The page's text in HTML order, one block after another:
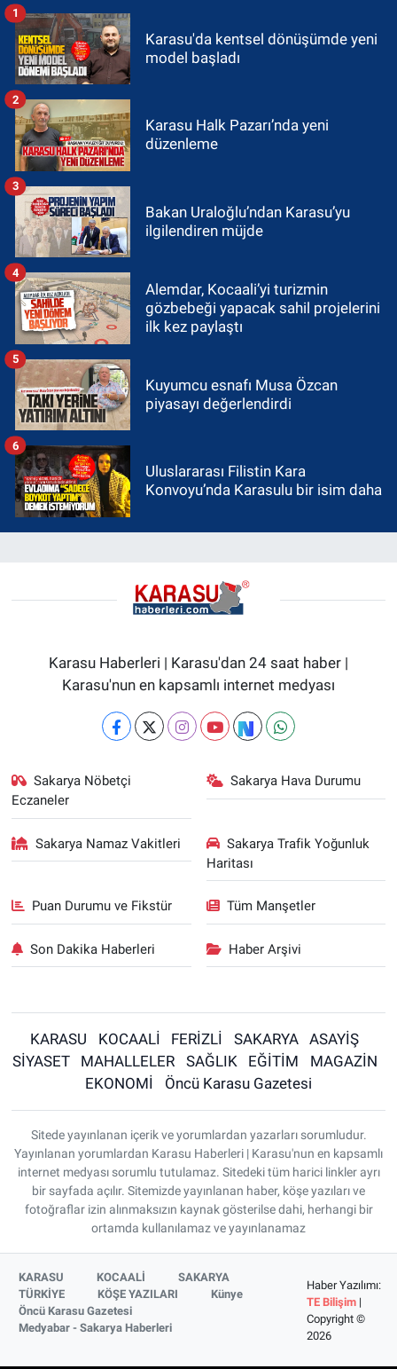
Karasu'da kentsel dönüşümde yeni
model başladı
1
Karasu Halk Pazarı’nda yeni
düzenleme
2
Bakan Uraloğlu’ndan Karasu’yu
ilgilendiren müjde
3
Alemdar, Kocaali’yi turizmin
gözbebeği yapacak sahil projelerini
ilk kez paylaştı
4
Kuyumcu esnafı Musa Özcan
piyasayı değerlendirdi
5
Uluslararası Filistin Kara
Konvoyu’nda Karasulu bir isim daha
6
Karasu Haberleri | Karasu'dan 24 saat haber |
Karasu'nun en kapsamlı internet medyası
Sakarya Nöbetçi
Eczaneler
Sakarya Hava Durumu
Sakarya Namaz Vakitleri
Sakarya Trafik Yoğunluk
Haritası
Puan Durumu ve Fikstür Tüm Manşetler
Son Dakika Haberleri Haber Arşivi
KARASU KOCAALİ FERİZLİ SAKARYA
ASAYİŞ
SİYASET
MAHALLELER SAĞLIK EĞİTİM
MAGAZİN
EKONOMİ
Öncü Karasu Gazetesi
Sitede yayınlanan içerik ve yorumlardan yazarları sorumludur.
Yayınlanan yorumlardan Karasu Haberleri | Karasu'nun en kapsamlı
internet medyası sorumlu tutulamaz. Sitedeki tüm harici linkler ayrı
bir sayfada açılır. Sitemizde yayınlanan haber, köşe yazıları ve
fotoğraflar izin alınmaksızın kaynak gösterilse dahi, herhangi bir
ortamda kullanılamaz ve yayınlanamaz
KARASU KOCAALİ
SAKARYA
TÜRKİYE
KÖŞE YAZILARI
Künye
Öncü Karasu Gazetesi
Medyabar - Sakarya Haberleri
Haber Yazılımı:
TE Bilişim|
Copyright ©
2026